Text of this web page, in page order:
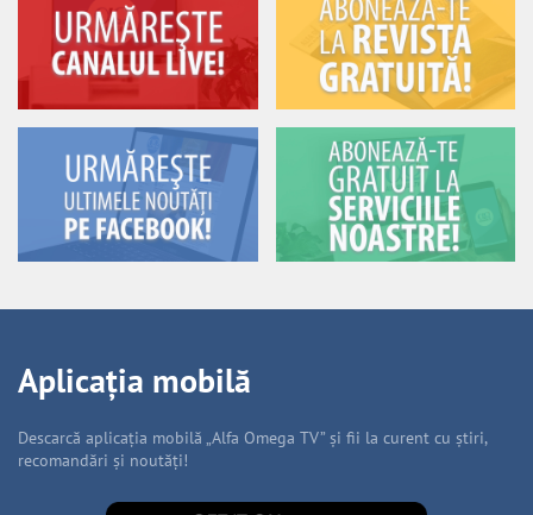
Aplicația mobilă
Descarcă aplicația mobilă „Alfa Omega TV” și fii la curent cu știri,
recomandări și noutăți!